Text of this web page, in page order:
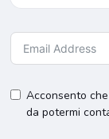
Acconsento
da potermi